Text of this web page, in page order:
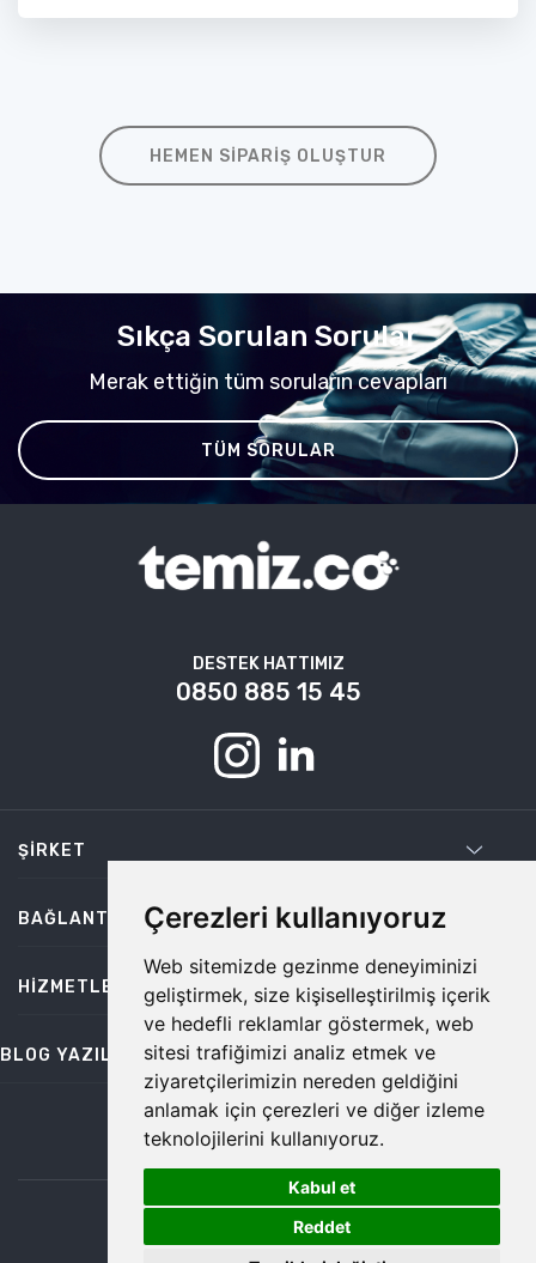
Çerezleri kullanıyoruz
Web sitemizde gezinme deneyiminizi
geliştirmek, size kişiselleştirilmiş içerik
ve hedefli reklamlar göstermek, web
sitesi trafiğimizi analiz etmek ve
ziyaretçilerimizin nereden geldiğini
anlamak için çerezleri ve diğer izleme
teknolojilerini kullanıyoruz.
Kabul et
Reddet
HEMEN SIPARIŞ OLUŞTUR
Sıkça Sorulan Sorular
Merak ettiğin tüm soruların cevapları
TÜM SORULAR
DESTEK HATTIMIZ
0850 885 15 45
ŞIRKET
BAĞLANTILAR
HIZMETLER
BLOG YAZILARI
bilgi@temiz.co
©2026 Temiz, Her Hakkı Saklıdır.